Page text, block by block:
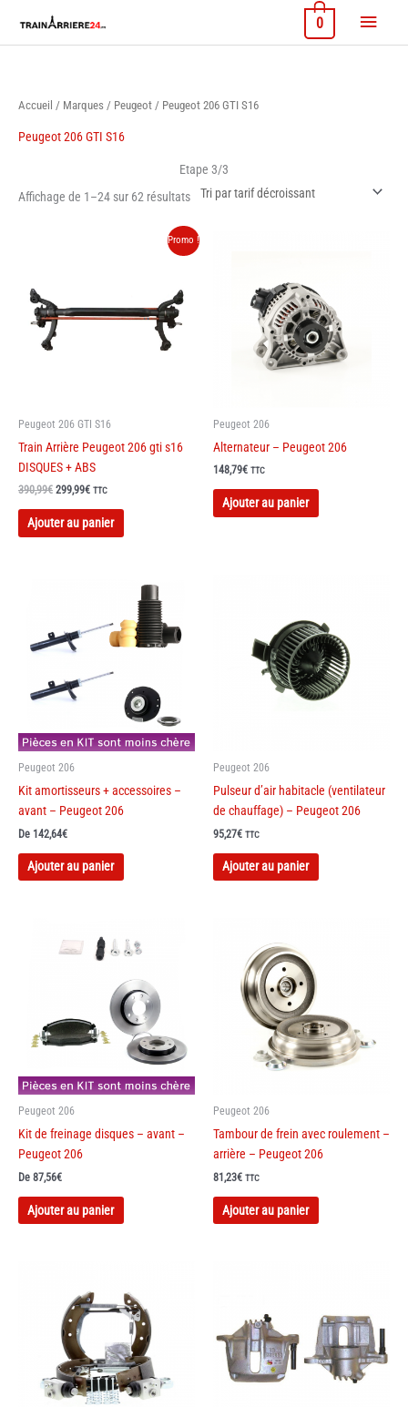
contenu
Menu
0
Accueil / Marques / Peugeot / Peugeot 206 GTI S16
Peugeot 206 GTI S16
Etape 3/3
Affichage de 1–24 sur 62 résultatsTrié
décroissant
Promo !
Peugeot 206 GTI S16
Train Arrière Peugeot 206 gti s16
DISQUES + ABS
390,99€ Le
initial
299,99€Le
actuel
TTC
Ajouter au panier
Peugeot 206
Alternateur – Peugeot 206
148,79€ TTC
Ajouter au panier
Peugeot 206
Kit amortisseurs + accessoires –
avant – Peugeot 206
De 142,64€
Ajouter au panier
Peugeot 206
Pulseur d’air habitacle (ventilateur
de chauffage) – Peugeot 206
95,27€ TTC
Ajouter au panier
Peugeot 206
Kit de freinage disques – avant –
Peugeot 206
De 87,56€
Ajouter au panier
Peugeot 206
Tambour de frein avec roulement –
arrière – Peugeot 206
81,23€ TTC
Ajouter au panier